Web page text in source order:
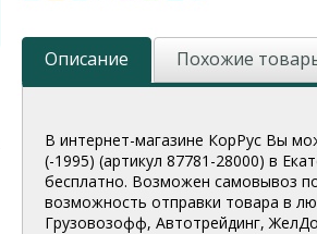
Описание Похожие
В интернет-магазине КорРус Вы
(-1995) (артикул 87781-28000) в
бесплатно. Возможен самовывоз
возможность отправки товара в
Грузовозофф, Автотрейдинг,